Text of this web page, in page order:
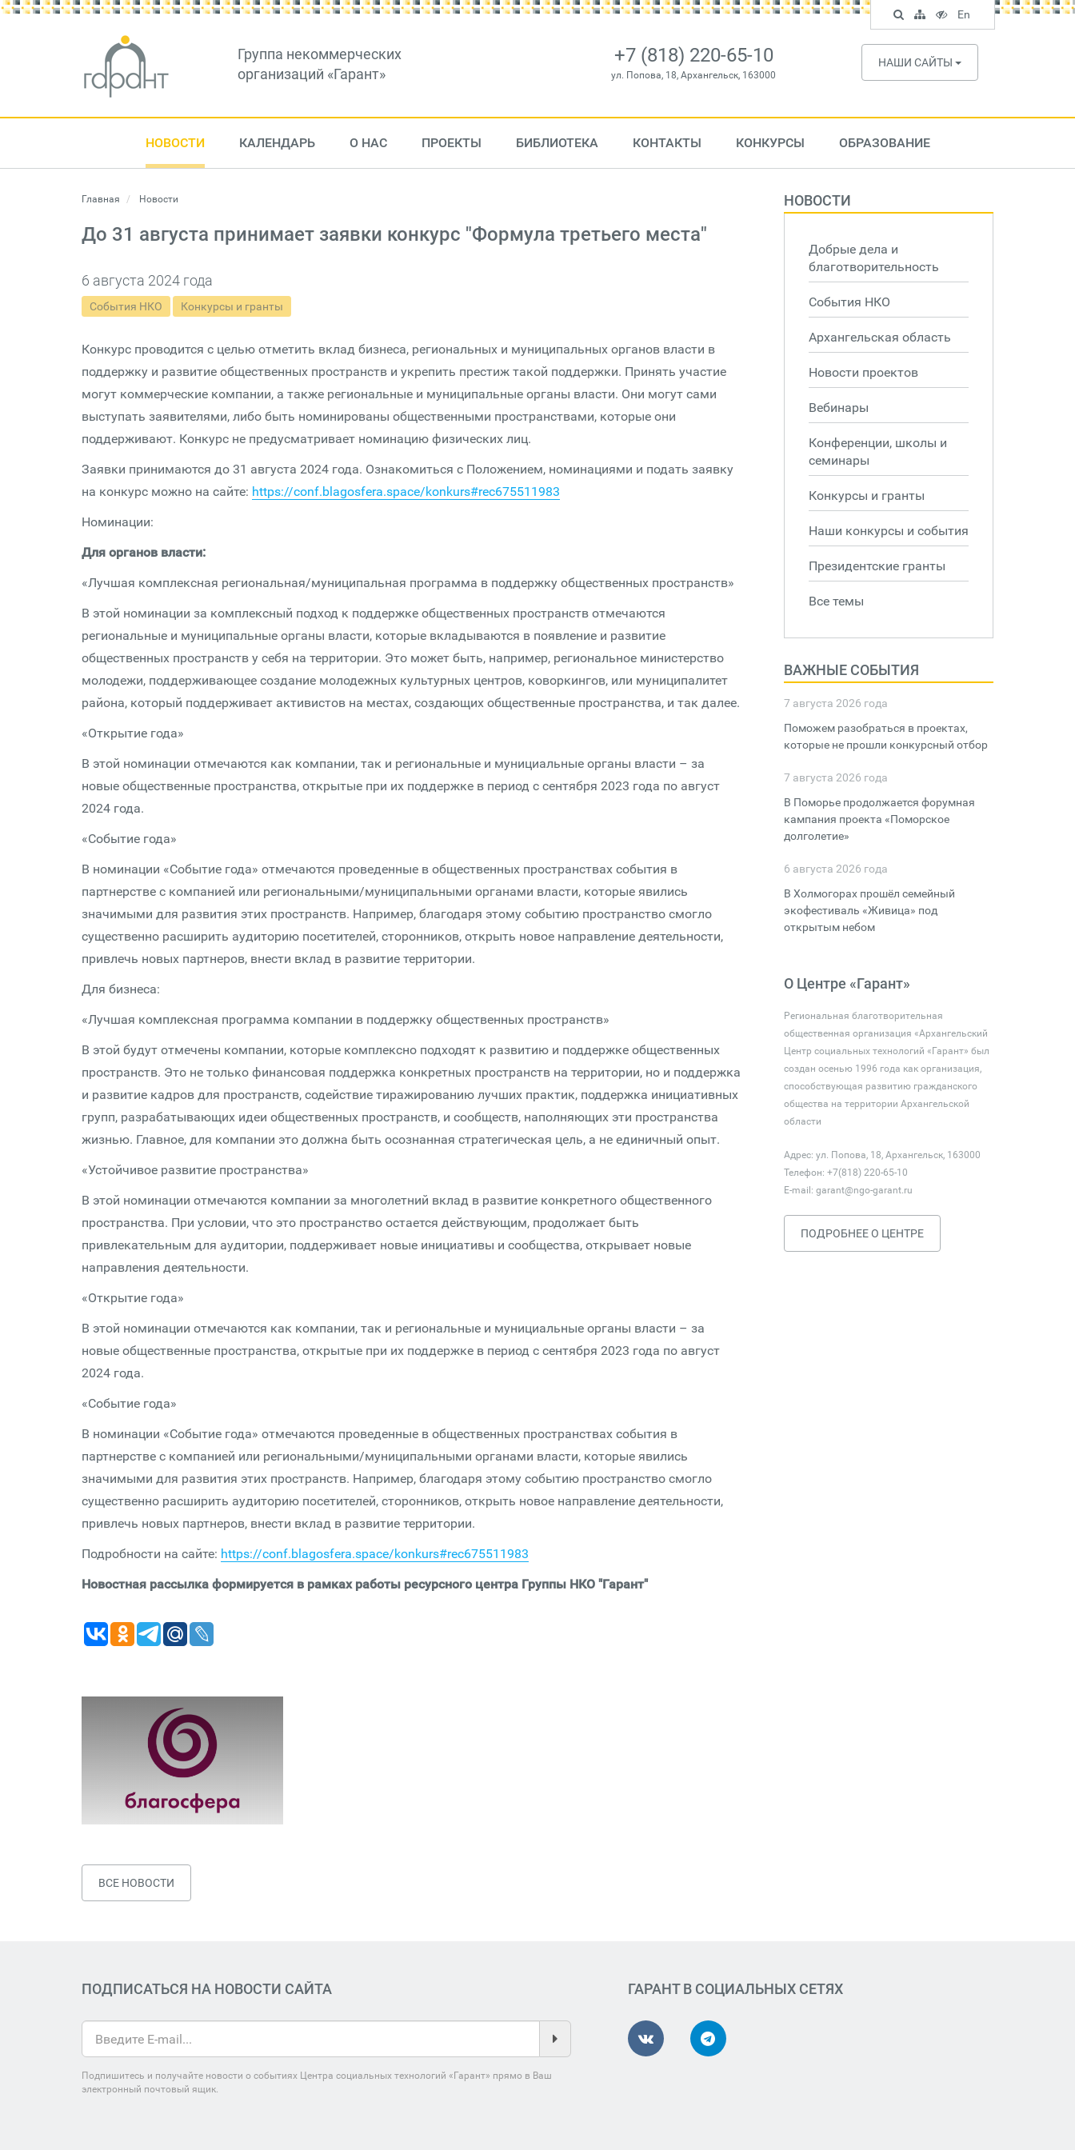
Группа некоммерческих
организаций «Гарант»
+7 (818) 220-65-10
ул. Попова, 18, Архангельск, 163000
НАШИ САЙТЫ
НОВОСТИ КАЛЕНДАРЬ О НАС ПРОЕКТЫ БИБЛИОТЕКА КОНТАКТЫ КОНКУРСЫ ОБРАЗОВАНИЕ
Главная Новости
До 31 августа принимает заявки конкурс "Формула третьего места"
6 августа 2024 года
События НКО Конкурсы и гранты
Конкурс проводится с целью отметить вклад бизнеса, региональных и муниципальных органов власти в
поддержку и развитие общественных пространств и укрепить престиж такой поддержки. Принять участие
могут коммерческие компании, а также региональные и муниципальные органы власти. Они могут сами
выступать заявителями, либо быть номинированы общественными пространствами, которые они
поддерживают. Конкурс не предусматривает номинацию физических лиц.
Заявки принимаются до 31 августа 2024 года. Ознакомиться с Положением, номинациями и подать заявку
на конкурс можно на сайте: https://conf.blagosfera.space/konkurs#rec675511983
Номинации:
Для органов власти:
«Лучшая комплексная региональная/муниципальная программа в поддержку общественных пространств»
В этой номинации за комплексный подход к поддержке общественных пространств отмечаются
региональные и муниципальные органы власти, которые вкладываются в появление и развитие
общественных пространств у себя на территории. Это может быть, например, региональное министерство
молодежи, поддерживающее создание молодежных культурных центров, коворкингов, или муниципалитет
района, который поддерживает активистов на местах, создающих общественные пространства, и так далее.
«Открытие года»
В этой номинации отмечаются как компании, так и региональные и мунициальные органы власти – за
новые общественные пространства, открытые при их поддержке в период с сентября 2023 года по август
2024 года.
«Событие года»
В номинации «Событие года» отмечаются проведенные в общественных пространствах события в
партнерстве с компанией или региональными/муниципальными органами власти, которые явились
значимыми для развития этих пространств. Например, благодаря этому событию пространство смогло
существенно расширить аудиторию посетителей, сторонников, открыть новое направление деятельности,
привлечь новых партнеров, внести вклад в развитие территории.
Для бизнеса:
«Лучшая комплексная программа компании в поддержку общественных пространств»
В этой будут отмечены компании, которые комплексно подходят к развитию и поддержке общественных
пространств. Это не только финансовая поддержка конкретных пространств на территории, но и поддержка
и развитие кадров для пространств, содействие тиражированию лучших практик, поддержка инициативных
групп, разрабатывающих идеи общественных пространств, и сообществ, наполняющих эти пространства
жизнью. Главное, для компании это должна быть осознанная стратегическая цель, а не единичный опыт.
«Устойчивое развитие пространства»
В этой номинации отмечаются компании за многолетний вклад в развитие конкретного общественного
пространства. При условии, что это пространство остается действующим, продолжает быть
привлекательным для аудитории, поддерживает новые инициативы и сообщества, открывает новые
направления деятельности.
«Открытие года»
В этой номинации отмечаются как компании, так и региональные и мунициальные органы власти – за
новые общественные пространства, открытые при их поддержке в период с сентября 2023 года по август
2024 года.
«Событие года»
В номинации «Событие года» отмечаются проведенные в общественных пространствах события в
партнерстве с компанией или региональными/муниципальными органами власти, которые явились
значимыми для развития этих пространств. Например, благодаря этому событию пространство смогло
существенно расширить аудиторию посетителей, сторонников, открыть новое направление деятельности,
привлечь новых партнеров, внести вклад в развитие территории.
Подробности на сайте: https://conf.blagosfera.space/konkurs#rec675511983
Новостная рассылка формируется в рамках работы ресурсного центра Группы НКО "Гарант"
ВСЕ НОВОСТИ
НОВОСТИ
Добрые дела и
благотворительность
События НКО
Архангельская область
Новости проектов
Вебинары
Конференции, школы и
семинары
Конкурсы и гранты
Наши конкурсы и события
Президентские гранты
Все темы
ВАЖНЫЕ СОБЫТИЯ
7 августа 2026 года
Поможем разобраться в проектах,
которые не прошли конкурсный отбор
7 августа 2026 года
В Поморье продолжается форумная
кампания проекта «Поморское
долголетие»
6 августа 2026 года
В Холмогорах прошёл семейный
экофестиваль «Живица» под
открытым небом
О Центре «Гарант»
Региональная благотворительная
общественная организация «Архангельский
Центр социальных технологий «Гарант» был
создан осенью 1996 года как организация,
способствующая развитию гражданского
общества на территории Архангельской
области
Адрес: ул. Попова, 18, Архангельск, 163000
Телефон: +7(818) 220-65-10
E-mail: garant@ngo-garant.ru
ПОДРОБНЕЕ О ЦЕНТРЕ
ПОДПИСАТЬСЯ НА НОВОСТИ САЙТА
Подпишитесь и получайте новости о событиях Центра социальных технологий «Гарант» прямо в Ваш
электронный почтовый ящик.
ГАРАНТ В СОЦИАЛЬНЫХ СЕТЯХ
Поиск
по
сайту
Карта
сайта
Версия
для
слабовидящих
En
English